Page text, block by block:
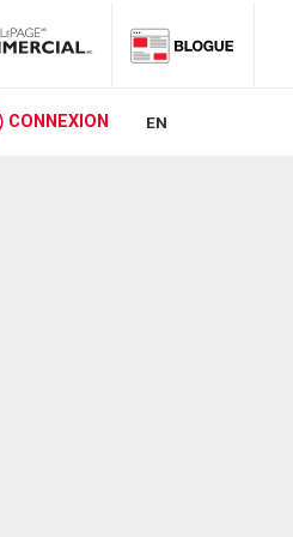
CONNEXION EN